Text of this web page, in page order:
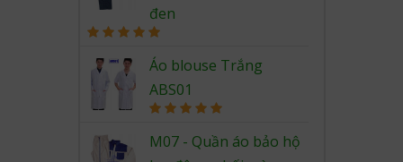
đen
out of 5
Áo blouse Trắng
ABS01
out of 5
M07 - Quần áo bảo hộ